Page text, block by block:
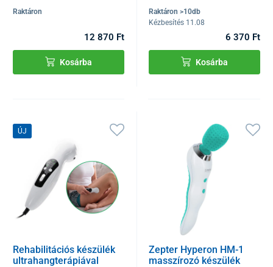
Raktáron
12 870 Ft
Kosárba
Raktáron >10db
Kézbesítés 11.08
6 370 Ft
Kosárba
ÚJ
Rehabilitációs készülék
ultrahangterápiával
Zepter Hyperon HM-1
masszírozó készülék